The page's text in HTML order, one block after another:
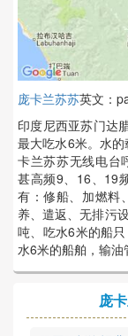
庞卡兰苏苏英文：
印度尼西亚苏门达
最大吃水6米。水
卡兰苏苏无线电台
甚高频9、16、19
有：修船、加燃料
养、遣返、无排污
吨、吃水6米的船
水6米的船舶，输油
庞